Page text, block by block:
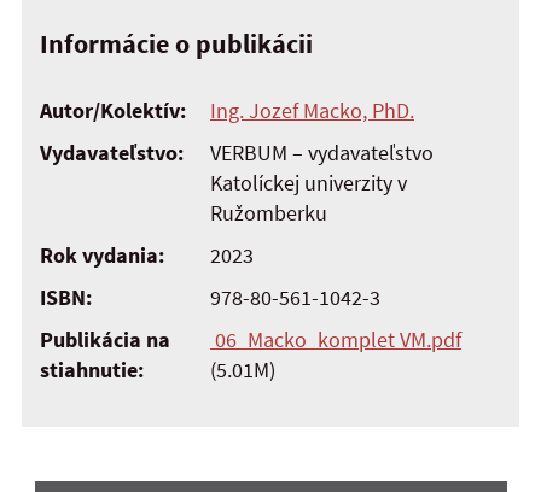
Informácie o publikácii
Autor/Kolektív:
Ing. Jozef Macko, PhD.
Vydavateľstvo:
VERBUM – vydavateľstvo
Katolíckej univerzity v
Ružomberku
Rok vydania:
2023
ISBN:
978-80-561-1042-3
Publikácia na
stiahnutie:
06_Macko_komplet VM.pdf
(5.01M)